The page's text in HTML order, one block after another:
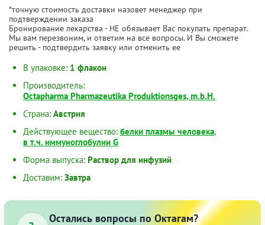
*точную стоимость доставки назовет менеджер при
подтверждении заказа
Бронирование лекарства - НЕ обязывает Вас покупать препарат.
Мы вам перезвоним, и ответим на все вопросы. И Вы сможете
решить - подтвердить заявку или отменить ее
В упаковке: 1 флакон
Производитель:
Octapharma Pharmazeutika Produktionsges, m.b.H.
Страна: Австрия
Действующее вещество: белки плазмы человека,
в т.ч. иммуноглобулин G
Форма выпуска: Раствор для инфузий
Доставим: Завтра
Остались вопросы по Октагам?